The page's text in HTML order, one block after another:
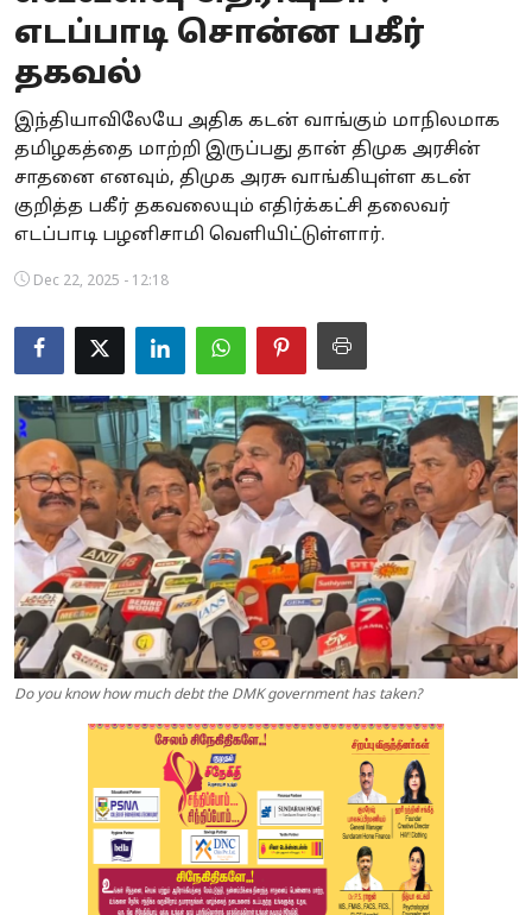
Business
Crime
Tamilnadu
National
World
Spirituality
Weather
Politics
எடப்பாடி சொன்ன பகீர்
தகவல்
இந்தியாவிலேயே அதிக கடன் வாங்கும் மாநிலமாக
தமிழகத்தை மாற்றி இருப்பது தான் திமுக அரசின்
சாதனை எனவும், திமுக அரசு வாங்கியுள்ள கடன்
குறித்த பகீர் தகவலையும் எதிர்க்கட்சி தலைவர்
எடப்பாடி பழனிசாமி வெளியிட்டுள்ளார்.
Dec 22, 2025 - 12:18
Do you know how much debt the DMK government has taken?